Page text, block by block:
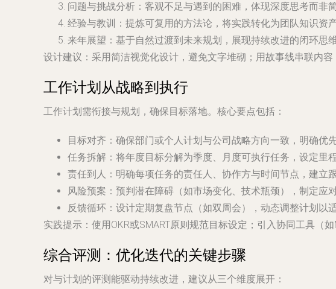
问题与挑战分析 ：客观不足与遇到的困难，体现深度思考而非
经验与教训
：提炼可复用的方法论，将实践转化为团队知识资产
来年展望 ：基于自然过渡到未来规划，展现持续改进的闭环思维
设计建议 ：采用简洁视觉化设计，避免文字堆砌；用故事线串联内
工作计划从战略到执行
工作计划需衔接与规划，确保目标落地。核心要点包括：
目标对齐 ：确保部门或个人计划与公司战略方向一致，明确优
任务拆解 ：将年度目标分解为季度、月度可执行任务，设定里
责任到人 ：明确每项任务的责任人、协作方与时间节点，建立
风险预案 ：预判潜在障碍（如市场变化、技术瓶颈），制定应对
反馈循环 ：设计定期复盘节点（如双周会），动态调整计划以
实践提示 ：使用OKR或SMART原则规范目标设定；引入协同工具（
综合评测：优化迭代的关键步骤
对与计划的评测能驱动持续改进，建议从三个维度展开：